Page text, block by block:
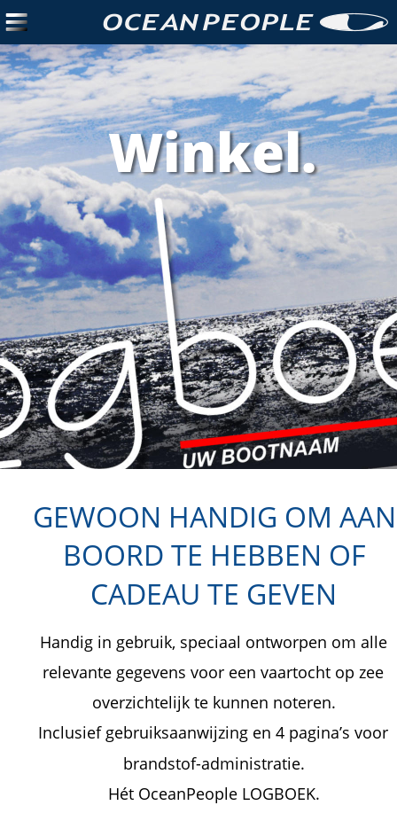
Winkel.
GEWOON HANDIG OM
BOORD TE HEBBEN OF
CADEAU TE GEVEN
Handig in gebruik, speciaal ontworpen om alle
relevante gegevens voor een vaartocht op zee
overzichtelijk te kunnen noteren.
Inclusief gebruiksaanwijzing en 4 pagina’s voor
brandstof-administratie.
Hét OceanPeople LOGBOEK.